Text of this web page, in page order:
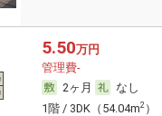
5.50万円
管理費-
2ヶ月
なし
1階 / 3DK（54.04m2）